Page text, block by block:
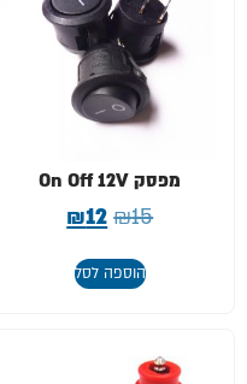
מפסק On Off 12V
₪15
₪12
הוספה לסל